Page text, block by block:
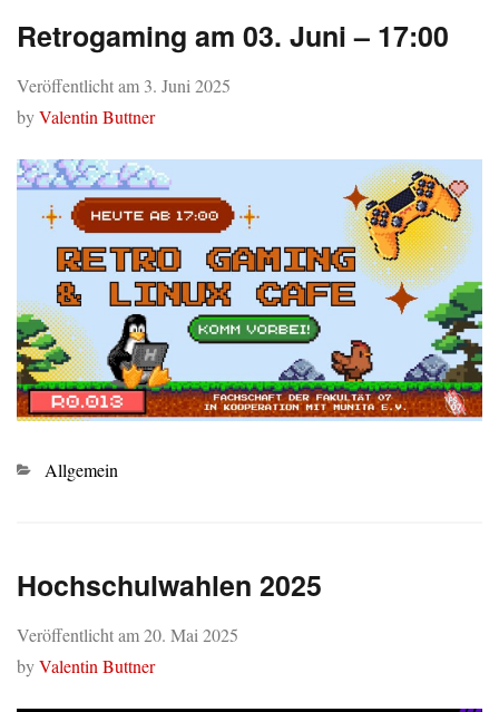
Retrogaming am 03. Juni – 17:00
Veröffentlicht am 3. Juni 2025
byValentin Buttner
Kategorien
Allgemein
Hochschulwahlen 2025
Veröffentlicht am20. Mai 2025
byValentin Buttner